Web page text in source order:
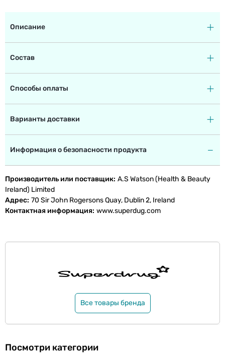
Описание
Состав
Способы оплаты
Варианты доставки
Информация о безопасности продукта
Производитель или поставщик A.S Watson (Health & Beauty
Ireland) Limited
Адрес 70 Sir John Rogersons Quay, Dublin 2, Ireland
Контактная информация www.superdug.com
Все товары бренда
Посмотри категории